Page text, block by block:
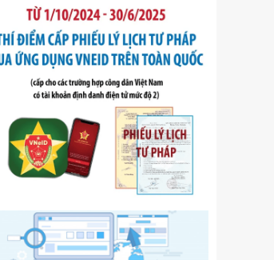
Tên: Nghị định số 292/2026/NĐ-CP
của Chính phủ: Quy định chi tiết một
số điều và biện pháp để tổ chức,
hướng dẫn thi hành Luật Quản lý
ngoại thương
Ngày ban hành: 21/07/2026
Số kí hiệu:105/2026/TT-BTC
Tên: Thông tư số 105/2026/TT-BTC
của Bộ Tài chính: Bãi bỏ Thông tư số
87/2019/TT- BТC ngày 19 tháng 12
năm 2019 của Bộ trưởng Bộ Tài
vi phạm hành chính trong lĩnh vực
kho bạc nhà nước
Ngày ban hành: 21/07/2026